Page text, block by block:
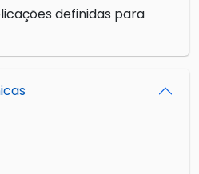
definidas para